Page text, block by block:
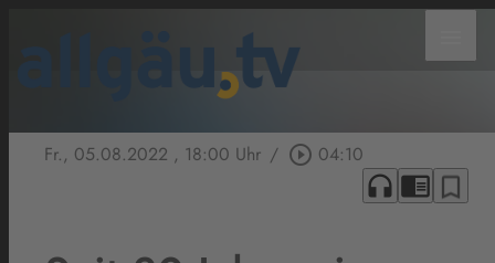
Fr., 05.08.2022 , 18:00 Uhr / play_circle_outline 04:10
headphones chrome_reader_mode bookmark_border